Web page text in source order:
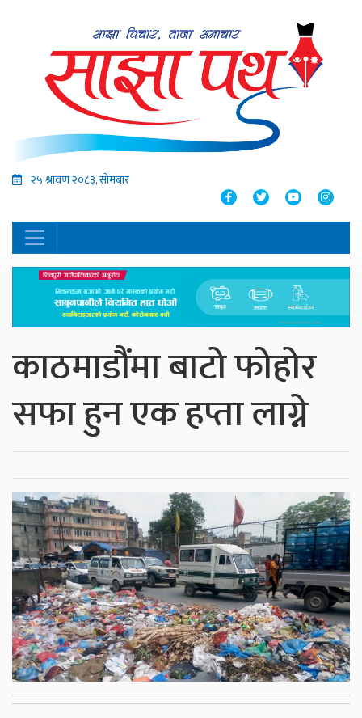
२५ श्रावण २०८३, सोमबार
काठमाडौंमा बाटो फोहोर
सफा हुन एक हप्ता लाग्ने